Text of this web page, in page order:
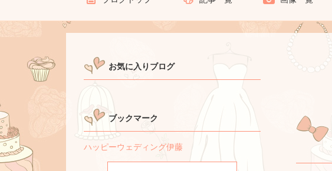
お気に入りブログ
ブックマーク
ハッピーウェディング伊藤